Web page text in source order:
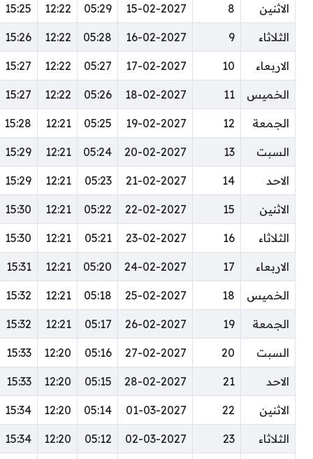
الاثنين 8
15-02-2027
05:29
12:22
15:25
الثلاثاء 9
16-02-2027
05:28
12:22
15:26
الاربعاء 10
17-02-2027
05:27
12:22
15:27
الخميس 11
18-02-2027
05:26
12:22
15:27
الجمعة 12
19-02-2027
05:25
12:21
15:28
السبت 13
20-02-2027
05:24
12:21
15:29
الاحد 14
21-02-2027
05:23
12:21
15:29
الاثنين 15
22-02-2027
05:22
12:21
15:30
الثلاثاء 16
23-02-2027
05:21
12:21
15:30
الاربعاء 17
24-02-2027
05:20
12:21
15:31
الخميس 18
25-02-2027
05:18
12:21
15:32
الجمعة 19
26-02-2027
05:17
12:21
15:32
السبت 20
27-02-2027
05:16
12:20
15:33
الاحد 21
28-02-2027
05:15
12:20
15:33
الاثنين 22
01-03-2027
05:14
12:20
15:34
الثلاثاء 23
02-03-2027
05:12
12:20
15:34